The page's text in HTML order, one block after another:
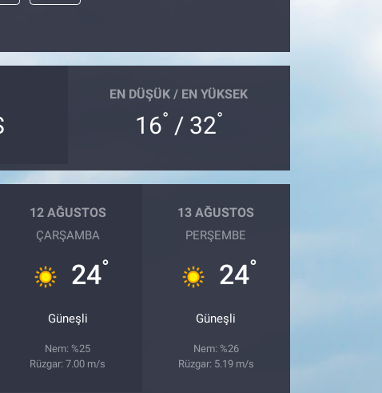
EN DÜŞÜK / EN YÜKSEK
16° / 32°
12 AĞUSTOS
ÇARŞAMBA
24°
Güneşli
Nem: %25
Rüzgar: 7.00 m/s
13 AĞUSTOS
PERŞEMBE
24°
Güneşli
Nem: %26
Rüzgar: 5.19 m/s